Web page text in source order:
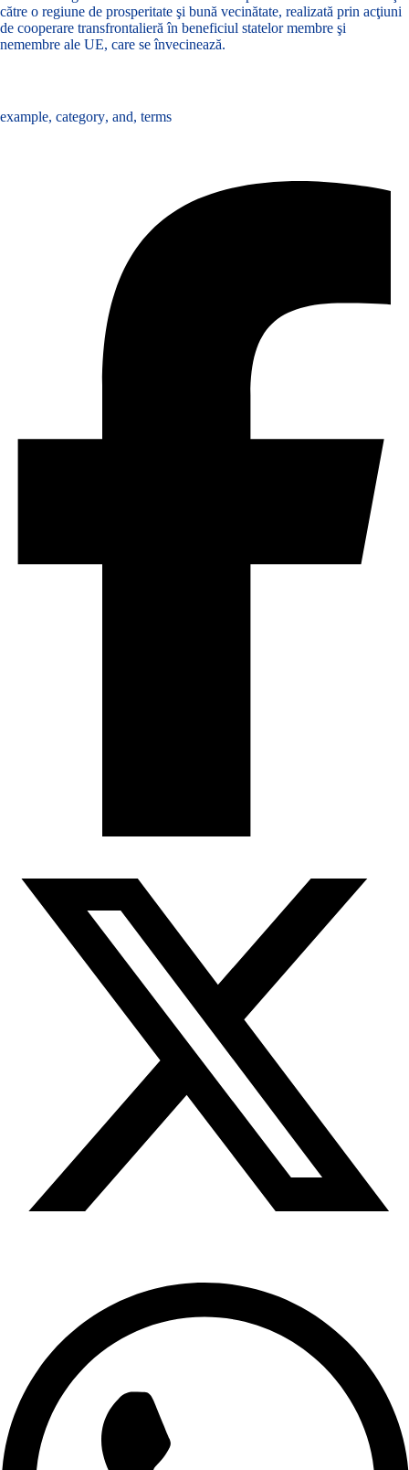
către o regiune de prosperitate şi bună vecinătate, realizată prin acţiuni
de cooperare transfrontalieră în beneficiul statelor membre şi
nemembre ale UE, care se învecinează.
example, category, and, terms